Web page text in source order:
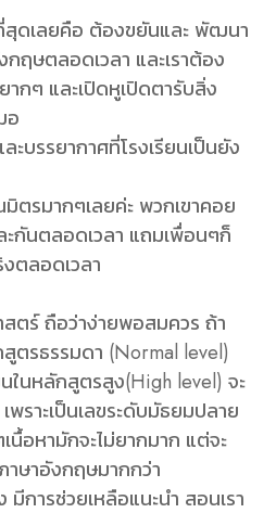
ดเลยคือ ต้องขยันและ พัฒนา
กฤษตลอดเวลา และเราต้อง
กๆ และเปิดหูเปิดตารับสิ่ง
อ
ะบรรยากาศที่โรงเรียนเป็นยัง
มิตรมากๆเลยค่ะ พวกเขาคอย
ะกันตลอดเวลา แถมเพื่อนๆก็
ตลอดเวลา
ตร์ ถือว่าง่ายพอสมควร ถ้า
สูตรธรรมดา (Normal level)
นในหลักสูตรสูง(High level) จะ
ราะเป็นเลขระดับมัธยมปลาย
นื้อหามักจะไม่ยากมาก แต่จะ
ษาอังกฤษมากกว่า
การช่วยเหลือแนะนำ สอนเรา